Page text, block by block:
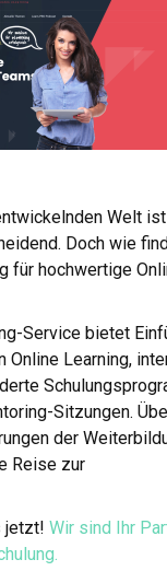
Welt ist
Doch wie
für hochwertige
Service bietet
Online Learning,
Sitzungen.
der
Reise zur
jetzt! Wir sind Ihr